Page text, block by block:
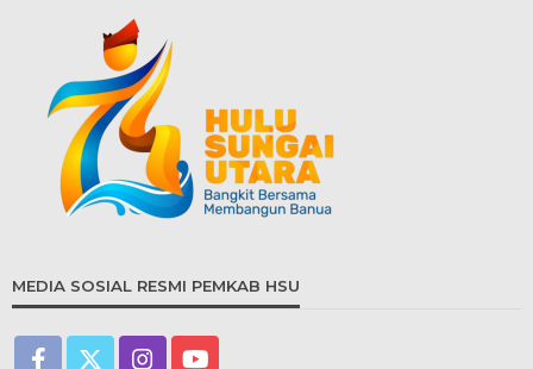
MEDIA SOSIAL RESMI PEMKAB HSU